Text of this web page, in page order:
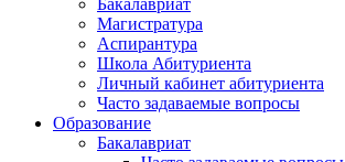
Магистратура
Аспирантура
Школа Абитуриента
Личный кабинет абитуриента
Часто задаваемые вопросы
Образование
Бакалавриат